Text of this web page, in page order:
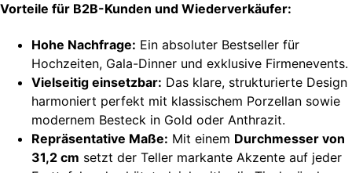
Vorteile für B2B-Kunden und Wiederverkäufer:
Hohe Nachfrage: Ein absoluter Bestseller für
Hochzeiten, Gala-Dinner und exklusive Firmenevents.
Vielseitig einsetzbar: Das klare, strukturierte Design
harmoniert perfekt mit klassischem Porzellan sowie
modernem Besteck in Gold oder Anthrazit.
Repräsentative Maße: Mit einem Durchmesser von
31,2 cm setzt der Teller markante Akzente auf jeder